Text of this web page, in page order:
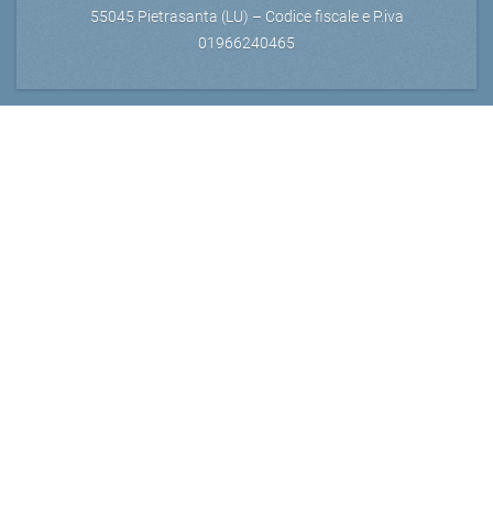
55045 Pietrasanta (LU) – Codice fiscale e P.iva
01966240465